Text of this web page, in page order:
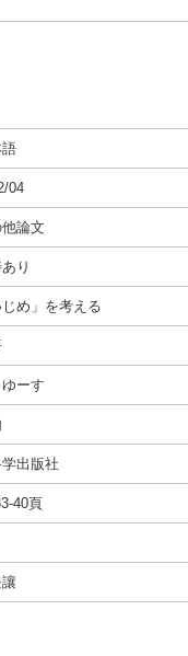
語
04
論文
り
じめ」を考える
ーす
出版社
40頁
讓